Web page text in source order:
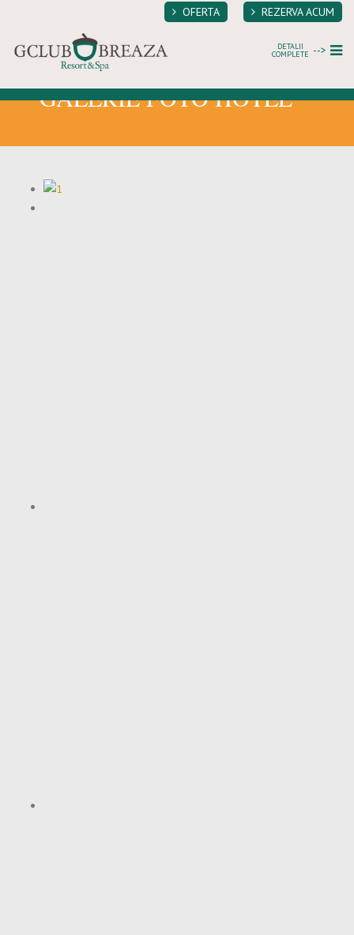
OFERTA REZERVA ACUM
DETALII
COMPLETE -->
GALERIE
GALERIE FOTO HOTEL